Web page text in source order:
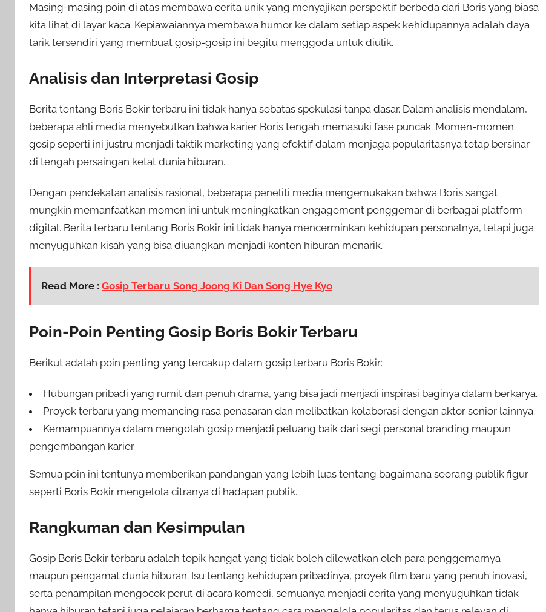
Masing-masing poin di atas membawa cerita unik yang menyajikan perspektif berbeda dari Boris yang biasa
kita lihat di layar kaca. Kepiawaiannya membawa humor ke dalam setiap aspek kehidupannya adalah daya
tarik tersendiri yang membuat gosip-gosip ini begitu menggoda untuk diulik.
Analisis dan Interpretasi Gosip
Berita tentang Boris Bokir terbaru ini tidak hanya sebatas spekulasi tanpa dasar. Dalam analisis mendalam,
beberapa ahli media menyebutkan bahwa karier Boris tengah memasuki fase puncak. Momen-momen
gosip seperti ini justru menjadi taktik marketing yang efektif dalam menjaga popularitasnya tetap bersinar
di tengah persaingan ketat dunia hiburan.
Dengan pendekatan analisis rasional, beberapa peneliti media mengemukakan bahwa Boris sangat
mungkin memanfaatkan momen ini untuk meningkatkan engagement penggemar di berbagai platform
digital. Berita terbaru tentang Boris Bokir ini tidak hanya mencerminkan kehidupan personalnya, tetapi juga
menyuguhkan kisah yang bisa diuangkan menjadi konten hiburan menarik.
Read More : Gosip Terbaru Song Joong Ki Dan Song Hye Kyo
Poin-Poin Penting Gosip Boris Bokir Terbaru
Berikut adalah poin penting yang tercakup dalam gosip terbaru Boris Bokir:
Hubungan pribadi yang rumit dan penuh drama, yang bisa jadi menjadi inspirasi baginya dalam berkarya.
Proyek terbaru yang memancing rasa penasaran dan melibatkan kolaborasi dengan aktor senior lainnya.
Kemampuannya dalam mengolah gosip menjadi peluang baik dari segi personal branding maupun
pengembangan karier.
Semua poin ini tentunya memberikan pandangan yang lebih luas tentang bagaimana seorang publik figur
seperti Boris Bokir mengelola citranya di hadapan publik.
Rangkuman dan Kesimpulan
Gosip Boris Bokir terbaru adalah topik hangat yang tidak boleh dilewatkan oleh para penggemarnya
maupun pengamat dunia hiburan. Isu tentang kehidupan pribadinya, proyek film baru yang penuh inovasi,
serta penampilan mengocok perut di acara komedi, semuanya menjadi cerita yang menyuguhkan tidak